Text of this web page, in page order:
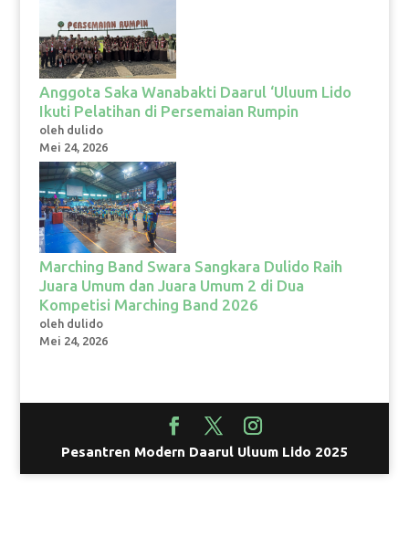
Anggota Saka Wanabakti Daarul ‘Uluum Lido
Ikuti Pelatihan di Persemaian Rumpin
oleh dulido
Mei 24, 2026
Marching Band Swara Sangkara Dulido Raih
Juara Umum dan Juara Umum 2 di Dua
Kompetisi Marching Band 2026
oleh dulido
Mei 24, 2026
Pesantren Modern Daarul Uluum Lido 2025